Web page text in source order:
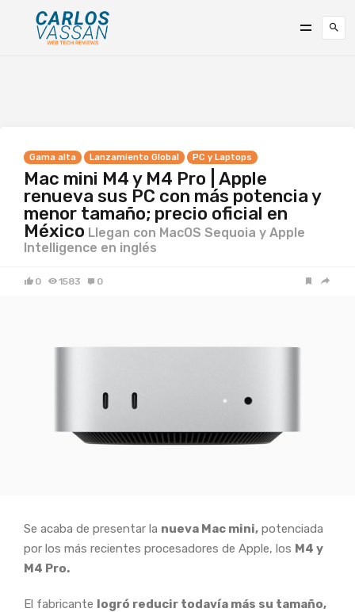
Gama alta Lanzamiento Global PC y Laptops
Mac mini M4 y M4 Pro | Apple
renueva sus PC con más potencia y
menor tamaño; precio oficial en
México Llegan con MacOS Sequoia y Apple
Intelligence en inglés
0 1583 0
Se acaba de presentar la nueva Mac mini, potenciada
por los más recientes procesadores de Apple, los M4 y
M4 Pro.
El fabricante logró reducir todavía más su tamaño,